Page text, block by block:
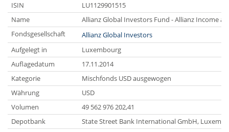
ISIN
LU1129901515
Name
Allianz Global Investors Fund - Allianz Income
Fondsgesellschaft
Allianz Global Investors
Aufgelegt in
Luxembourg
Auflagedatum
17.11.2014
Kategorie
Mischfonds USD ausgewogen
Währung
USD
Volumen
49 562 976 202,41
Depotbank
State Street Bank International GmbH,